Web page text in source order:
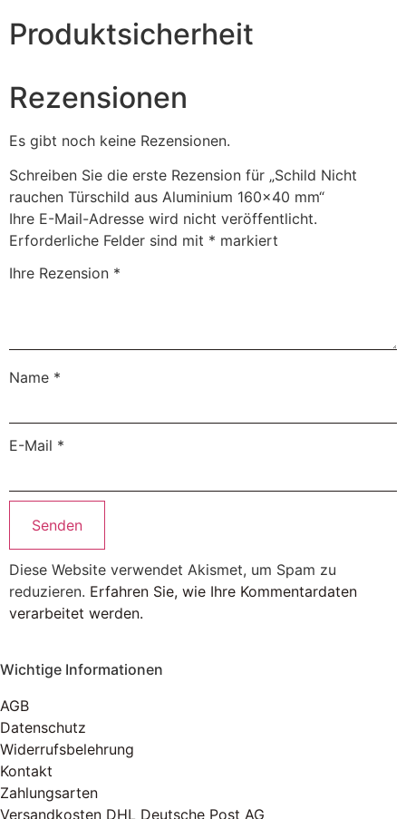
Produktsicherheit
Rezensionen
Es gibt noch keine Rezensionen.
Schreiben Sie die erste Rezension für „Schild Nicht
rauchen Türschild aus Aluminium 160×40 mm“
Ihre E-Mail-Adresse wird nicht veröffentlicht.
Erforderliche Felder sind mit * markiert
Ihre Rezension *
Name *
E-Mail *
Diese Website verwendet Akismet, um Spam zu
reduzieren. Erfahren Sie, wie Ihre Kommentardaten
verarbeitet werden.
Wichtige Informationen
AGB
Datenschutz
Widerrufsbelehrung
Kontakt
Zahlungsarten
Versandkosten DHL Deutsche Post AG